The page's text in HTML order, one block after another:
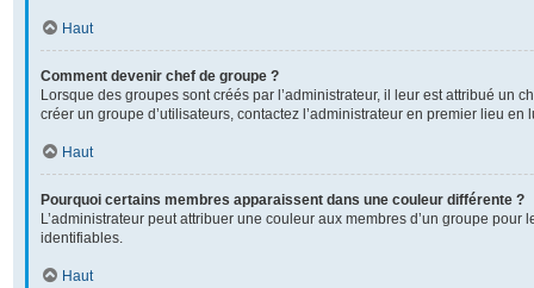
Haut
Comment devenir chef de groupe ?
Lorsque des groupes sont créés par l’administrateur, il leur est attribué un
créer un groupe d’utilisateurs, contactez l’administrateur en premier lieu
Haut
Pourquoi certains membres apparaissent dans une couleur différente ?
L’administrateur peut attribuer une couleur aux membres d’un groupe pour
identifiables.
Haut